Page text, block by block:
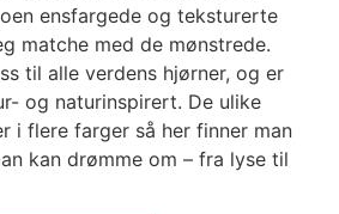
ensfargede og teksturerte
matche med de mønstrede.
til alle verdens hjørner, og er
og naturinspirert. De ulike
i flere farger så her finner man
kan drømme om – fra lyse til